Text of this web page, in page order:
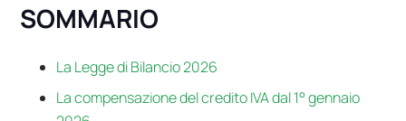
SOMMARIO
La Legge di Bilancio 2026
La compensazione del credito IVA dal 1° gennaio